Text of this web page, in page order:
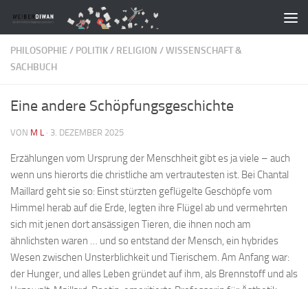
Zum Inhalt springen
PHILOSOPHIE / POLITIK/ RELIGION /WISSENSCHAFT &
SACHBUCH
Eine andere Schöpfungsgeschichte
VON M L · 3. DEZEMBER 2025
Erzählungen vom Ursprung der Menschheit gibt es ja viele – auch
wenn uns hierorts die christliche am vertrautesten ist. Bei Chantal
Maillard geht sie so: Einst stürzten geflügelte Geschöpfe vom
Himmel herab auf die Erde, legten ihre Flügel ab und vermehrten
sich mit jenen dort ansässigen Tieren, die ihnen noch am
ähnlichsten waren … und so entstand der Mensch, ein hybrides
Wesen zwischen Unsterblichkeit und Tierischem. Am Anfang war:
der Hunger, und alles Leben gründet auf ihm, als Brennstoff und als